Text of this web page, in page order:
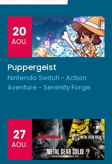
20
AOU.
Puppergeist
Nintendo Switch - Action
Aventure - Serenity Forge
27
AOU.